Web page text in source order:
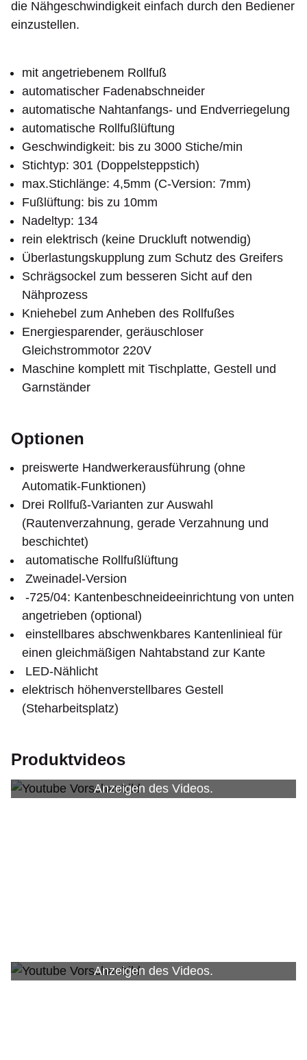
die Nähgeschwindigkeit einfach durch den Bediener
einzustellen.
mit angetriebenem Rollfuß
automatischer Fadenabschneider
automatische Nahtanfangs- und Endverriegelung
automatische Rollfußlüftung
Geschwindigkeit: bis zu 3000 Stiche/min
Stichtyp: 301 (Doppelsteppstich)
max.Stichlänge: 4,5mm (C-Version: 7mm)
Fußlüftung: bis zu 10mm
Nadeltyp: 134
rein elektrisch (keine Druckluft notwendig)
Überlastungskupplung zum Schutz des Greifers
Schrägsockel zum besseren Sicht auf den
Nähprozess
Kniehebel zum Anheben des Rollfußes
Energiesparender, geräuschloser
Gleichstrommotor 220V
Maschine komplett mit Tischplatte, Gestell und
Garnständer
Optionen
preiswerte Handwerkerausführung (ohne
Automatik-Funktionen)
Drei Rollfuß-Varianten zur Auswahl
(Rautenverzahnung, gerade Verzahnung und
beschichtet)
automatische Rollfußlüftung
Zweinadel-Version
-725/04: Kantenbeschneideeinrichtung von unten
angetrieben (optional)
einstellbares abschwenkbares Kantenlinieal für
einen gleichmäßigen Nahtabstand zur Kante
LED-Nählicht
elektrisch höhenverstellbares Gestell
(Steharbeitsplatz)
Produktvideos
Anzeigen des Videos.
Anzeigen des Videos.